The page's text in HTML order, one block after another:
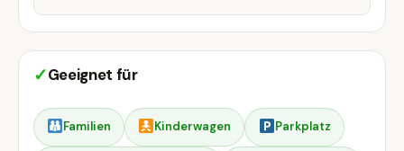
✓Geeignet für
Familien Kinderwagen Parkplatz